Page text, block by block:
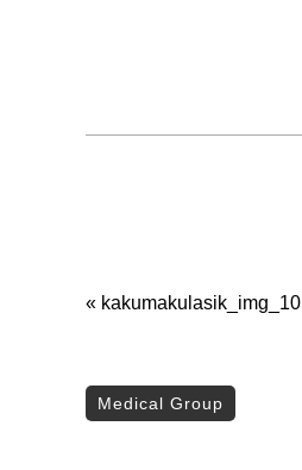
« kakumakulasik_img_10
Medical Group